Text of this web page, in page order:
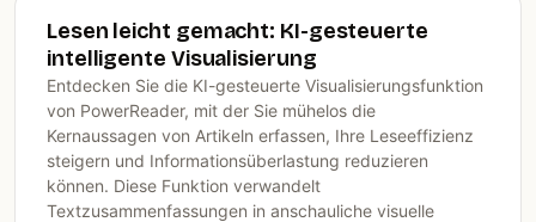
Lesen leicht gemacht: KI-gesteuerte
intelligente Visualisierung
Entdecken Sie die KI-gesteuerte Visualisierungsfunktion
von PowerReader, mit der Sie mühelos die
Kernaussagen von Artikeln erfassen, Ihre Leseeffizienz
steigern und Informationsüberlastung reduzieren
können. Diese Funktion verwandelt
Textzusammenfassungen in anschauliche visuelle